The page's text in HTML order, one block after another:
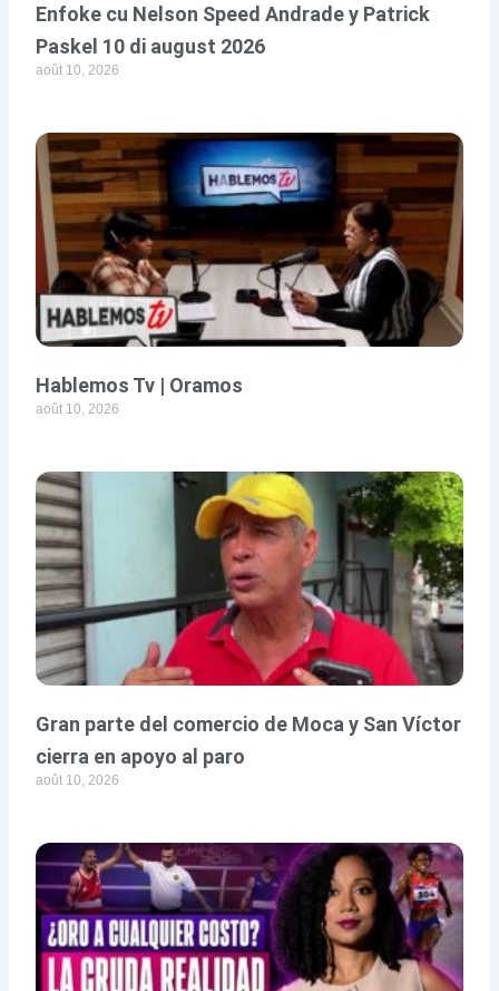
Enfoke cu Nelson Speed Andrade y Patrick
Paskel 10 di august 2026
août 10, 2026
Hablemos Tv | Oramos
août 10, 2026
Gran parte del comercio de Moca y San Víctor
cierra en apoyo al paro
août 10, 2026